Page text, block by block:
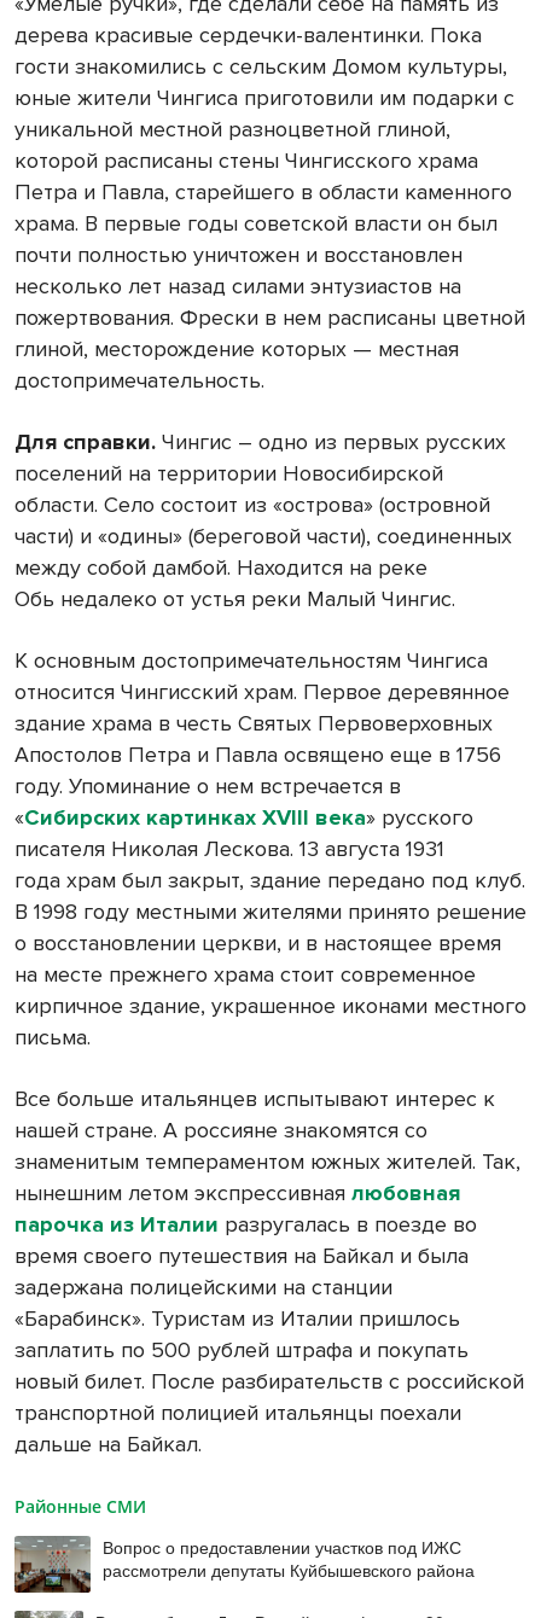
дерева красивые сердечки-валентинки. Пока
гости знакомились с сельским Домом культуры,
юные жители Чингиса приготовили им подарки с
уникальной местной разноцветной глиной,
которой расписаны стены Чингисского храма
Петра и Павла, старейшего в области каменного
храма. В первые годы советской власти он был
почти полностью уничтожен и восстановлен
несколько лет назад силами энтузиастов на
пожертвования. Фрески в нем расписаны цветной
глиной, месторождение которых — местная
достопримечательность.
Для справки. Чингис – одно из первых русских
поселений на территории Новосибирской
области. Село состоит из «острова» (островной
части) и «одины» (береговой части), соединенных
между собой дамбой. Находится на реке
Обь недалеко от устья реки Малый Чингис.
К основным достопримечательностям Чингиса
относится Чингисский храм. Первое деревянное
здание храма в честь Святых Первоверховных
Апостолов Петра и Павла освящено еще в 1756
году. Упоминание о нем встречается в
«Сибирских картинках XVIII века» русского
писателя Николая Лескова. 13 августа 1931
года храм был закрыт, здание передано под клуб.
В 1998 году местными жителями принято решение
о восстановлении церкви, и в настоящее время
на месте прежнего храма стоит современное
кирпичное здание, украшенное иконами местного
письма.
Все больше итальянцев испытывают интерес к
нашей стране. А россияне знакомятся со
знаменитым темпераментом южных жителей. Так,
нынешним летом экспрессивная любовная
парочка из Италии разругалась в поезде во
время своего путешествия на Байкал и была
задержана полицейскими на станции
«Барабинск». Туристам из Италии пришлось
заплатить по 500 рублей штрафа и покупать
новый билет. После разбирательств с российской
транспортной полицией итальянцы поехали
дальше на Байкал.
Районные СМИ
Вопрос о предоставлении участков под ИЖС
рассмотрели депутаты Куйбышевского района